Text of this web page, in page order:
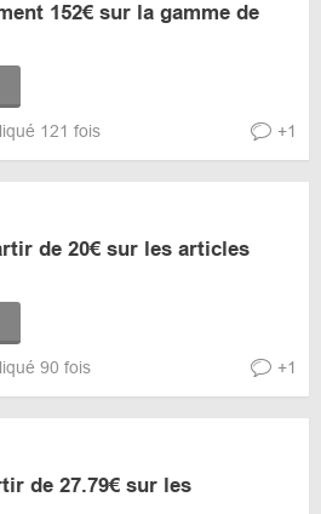
152€ sur la gamme de
121 fois +1
de 20€ sur les articles
90 fois +1
de 27.79€ sur les